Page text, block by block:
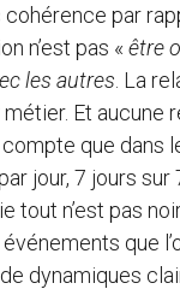
par
n’est pas « être
les autres . La
Et aucune
que dans
jour, 7 jours sur
tout n’est pas
que
dynamiques